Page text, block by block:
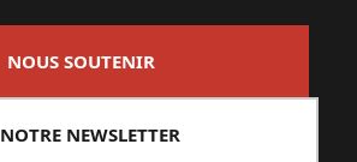
NOUS SOUTENIR
NOTRE NEWSLETTER